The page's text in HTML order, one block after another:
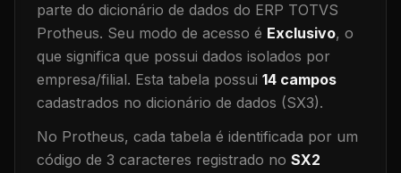
parte do dicionário de dados do ERP TOTVS
Protheus. Seu modo de acesso é Exclusivo, o
que significa que possui dados isolados por
empresa/filial. Esta tabela possui 14 campos
cadastrados no dicionário de dados (SX3).
No Protheus, cada tabela é identificada por um
código de 3 caracteres registrado no SX2